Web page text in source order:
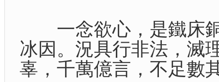
一念欲心，是鐵床銅
冰因。況具行非法，滅
辜，千萬億言，不足數